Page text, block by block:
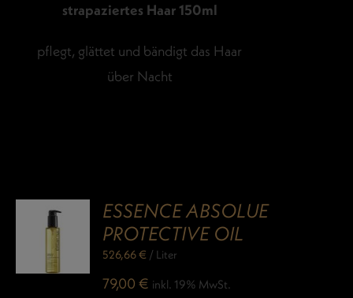
strapaziertes Haar 150ml
pflegt, glättet und bändigt das Haar
über Nacht
ESSENCE ABSOLUE
PROTECTIVE OIL
526,66€ / Liter
79,00€ inkl. 19% MwSt.